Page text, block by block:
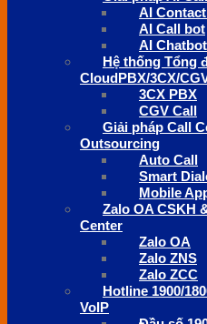
AI
AI Call bot
AI Chatbot
Hệ thống Tổng
CloudPBX/3CX/
3CX PBX
CGV Call
Giải pháp Call
Outsourcing
Auto Call
Smart
Mobile
Zalo OA CSKH
Center
Zalo OA
Zalo ZNS
Zalo ZCC
Hotline 1900/
VoIP